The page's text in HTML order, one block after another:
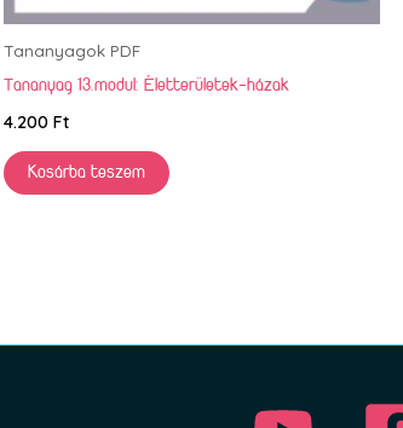
Tananyagok PDF
Tananyag 13.modul: Életterületek-házak
4.200 Ft
Kosárba teszem